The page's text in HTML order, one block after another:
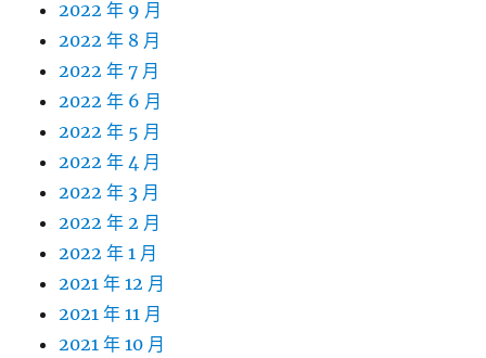
2022 年 9 月
2022 年 8 月
2022 年 7 月
2022 年 6 月
2022 年 5 月
2022 年 4 月
2022 年 3 月
2022 年 2 月
2022 年 1 月
2021 年 12 月
2021 年 11 月
2021 年 10 月